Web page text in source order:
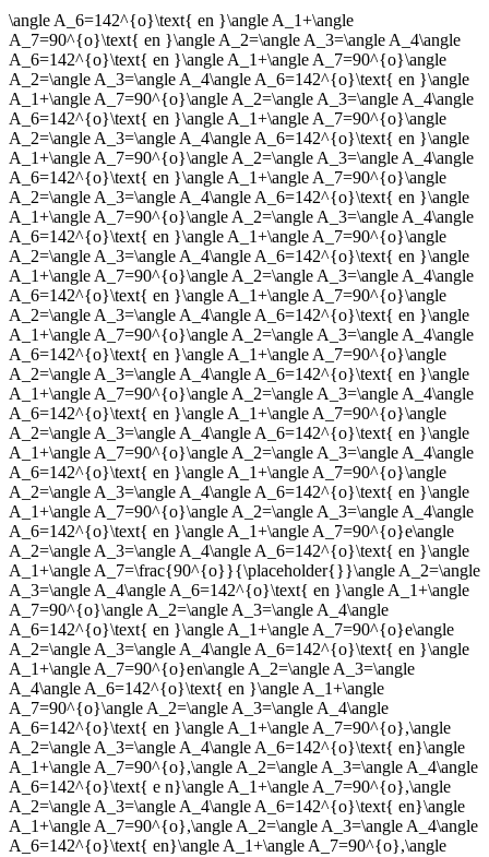
De uitleg gaat te langzaam
De uitleg gaat te snel
Afspelen werkte niet
Iets anders
\angle A_6=142^{o}\text{ en }\angle A_1+\angle
A_7=90^{o}\text{ en }\angle A_2=\angle A_3=\angle A_4\angle
A_6=142^{o}\text{ en }\angle A_1+\angle A_7=90^{o}\angle
A_2=\angle A_3=\angle A_4\angle A_6=142^{o}\text{ en }\angle
A_1+\angle A_7=90^{o}\angle A_2=\angle A_3=\angle A_4\angle
A_6=142^{o}\text{ en }\angle A_1+\angle A_7=90^{o}\angle
A_2=\angle A_3=\angle A_4\angle A_6=142^{o}\text{ en }\angle
A_1+\angle A_7=90^{o}\angle A_2=\angle A_3=\angle A_4\angle
A_6=142^{o}\text{ en }\angle A_1+\angle A_7=90^{o}\angle
A_2=\angle A_3=\angle A_4\angle A_6=142^{o}\text{ en }\angle
A_1+\angle A_7=90^{o}\angle A_2=\angle A_3=\angle A_4\angle
A_6=142^{o}\text{ en }\angle A_1+\angle A_7=90^{o}\angle
A_2=\angle A_3=\angle A_4\angle A_6=142^{o}\text{ en }\angle
A_1+\angle A_7=90^{o}\angle A_2=\angle A_3=\angle A_4\angle
A_6=142^{o}\text{ en }\angle A_1+\angle A_7=90^{o}\angle
A_2=\angle A_3=\angle A_4\angle A_6=142^{o}\text{ en }\angle
A_1+\angle A_7=90^{o}\angle A_2=\angle A_3=\angle A_4\angle
A_6=142^{o}\text{ en }\angle A_1+\angle A_7=90^{o}\angle
A_2=\angle A_3=\angle A_4\angle A_6=142^{o}\text{ en }\angle
A_1+\angle A_7=90^{o}\angle A_2=\angle A_3=\angle A_4\angle
A_6=142^{o}\text{ en }\angle A_1+\angle A_7=90^{o}\angle
A_2=\angle A_3=\angle A_4\angle A_6=142^{o}\text{ en }\angle
A_1+\angle A_7=90^{o}\angle A_2=\angle A_3=\angle A_4\angle
A_6=142^{o}\text{ en }\angle A_1+\angle A_7=90^{o}\angle
A_2=\angle A_3=\angle A_4\angle A_6=142^{o}\text{ en }\angle
A_1+\angle A_7=90^{o}\angle A_2=\angle A_3=\angle A_4\angle
A_6=142^{o}\text{ en }\angle A_1+\angle A_7=90^{o}e\angle
A_2=\angle A_3=\angle A_4\angle A_6=142^{o}\text{ en }\angle
A_1+\angle A_7=\frac{90^{o}}{\placeholder{}}\angle A_2=\angle
A_3=\angle A_4\angle A_6=142^{o}\text{ en }\angle A_1+\angle
A_7=90^{o}\angle A_2=\angle A_3=\angle A_4\angle
A_6=142^{o}\text{ en }\angle A_1+\angle A_7=90^{o}e\angle
A_2=\angle A_3=\angle A_4\angle A_6=142^{o}\text{ en }\angle
A_1+\angle A_7=90^{o}en\angle A_2=\angle A_3=\angle
A_4\angle A_6=142^{o}\text{ en }\angle A_1+\angle
A_7=90^{o}\angle A_2=\angle A_3=\angle A_4\angle
A_6=142^{o}\text{ en }\angle A_1+\angle A_7=90^{o},\angle
A_2=\angle A_3=\angle A_4\angle A_6=142^{o}\text{ en}\angle
A_1+\angle A_7=90^{o},\angle A_2=\angle A_3=\angle A_4\angle
A_6=142^{o}\text{ e n}\angle A_1+\angle A_7=90^{o},\angle
A_2=\angle A_3=\angle A_4\angle A_6=142^{o}\text{ en}\angle
A_1+\angle A_7=90^{o},\angle A_2=\angle A_3=\angle A_4\angle
A_6=142^{o}\text{ en}\angle A_1+\angle A_7=90^{o},\angle